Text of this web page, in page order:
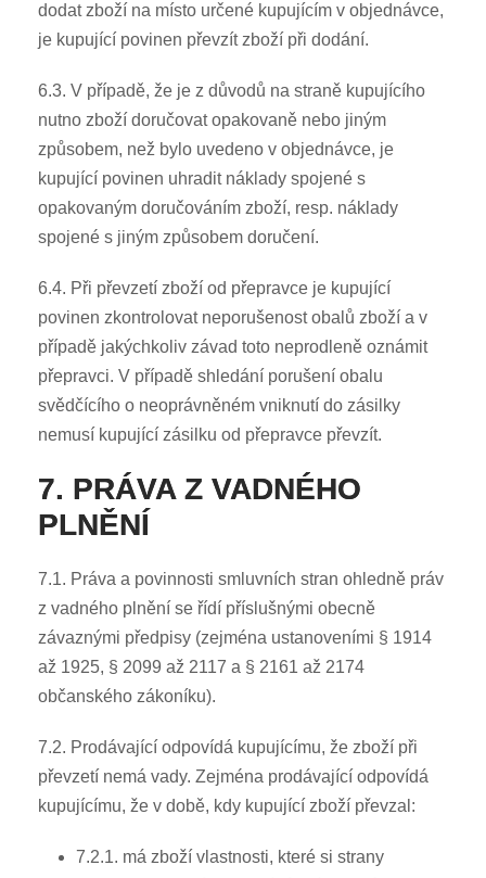
dodat zboží na místo určené kupujícím v objednávce,
je kupující povinen převzít zboží při dodání.
6.3. V případě, že je z důvodů na straně kupujícího
nutno zboží doručovat opakovaně nebo jiným
způsobem, než bylo uvedeno v objednávce, je
kupující povinen uhradit náklady spojené s
opakovaným doručováním zboží, resp. náklady
spojené s jiným způsobem doručení.
6.4. Při převzetí zboží od přepravce je kupující
povinen zkontrolovat neporušenost obalů zboží a v
případě jakýchkoliv závad toto neprodleně oznámit
přepravci. V případě shledání porušení obalu
svědčícího o neoprávněném vniknutí do zásilky
nemusí kupující zásilku od přepravce převzít.
7. PRÁVA Z VADNÉHO
PLNĚNÍ
7.1. Práva a povinnosti smluvních stran ohledně práv
z vadného plnění se řídí příslušnými obecně
závaznými předpisy (zejména ustanoveními § 1914
až 1925, § 2099 až 2117 a § 2161 až 2174
občanského zákoníku).
7.2. Prodávající odpovídá kupujícímu, že zboží při
převzetí nemá vady. Zejména prodávající odpovídá
kupujícímu, že v době, kdy kupující zboží převzal:
7.2.1. má zboží vlastnosti, které si strany